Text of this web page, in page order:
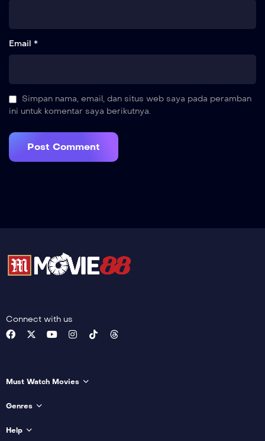
Email *
Simpan nama, email, dan situs web saya pada peramban
ini untuk komentar saya berikutnya.
Connect with us
Must Watch Movies
Genres
Help